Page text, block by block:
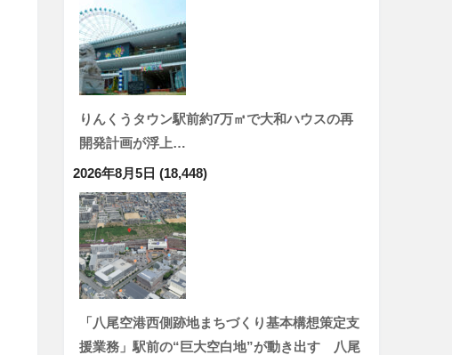
りんくうタウン駅前約7万㎡で大和ハウスの再
開発計画が浮上…
2026年8月5日 (18,448)
「八尾空港西側跡地まちづくり基本構想策定支
援業務」駅前の“巨大空白地”が動き出す 八尾